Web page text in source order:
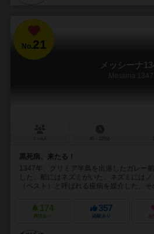
No.21
メッシーナ
Messina 1347
黒死病、来たる！
1347年、クリミア半島を出港したガレー
した。船にはネズミがいた。ネズミには
（ペスト）と呼ばれる疫病を媒介した。
174
興味あり
357
経験あり